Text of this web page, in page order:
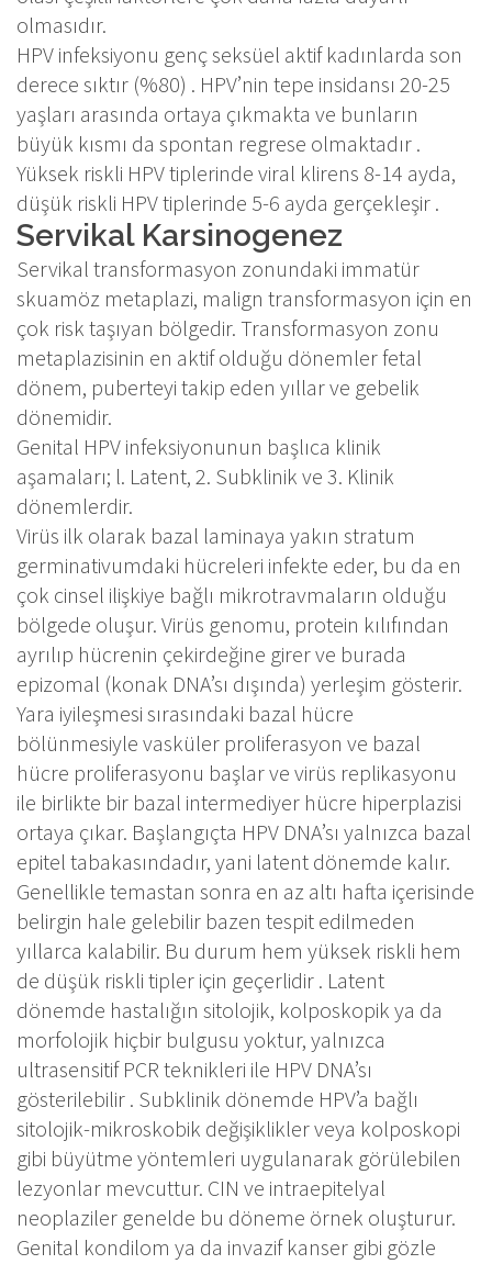
olmasıdır.
HPV infeksiyonu genç seksüel aktif kadınlarda son
derece sıktır (%80) . HPV’nin tepe insidansı 20-25
yaşları arasında ortaya çıkmakta ve bunların
büyük kısmı da spontan regrese olmaktadır .
Yüksek riskli HPV tiplerinde viral klirens 8-14 ayda,
düşük riskli HPV tiplerinde 5-6 ayda gerçekleşir .
Servikal Karsinogenez
Servikal transformasyon zonundaki immatür
skuamöz metaplazi, malign transformasyon için en
çok risk taşıyan bölgedir. Transformasyon zonu
metaplazisinin en aktif olduğu dönemler fetal
dönem, puberteyi takip eden yıllar ve gebelik
dönemidir.
Genital HPV infeksiyonunun başlıca klinik
aşamaları; l. Latent, 2. Subklinik ve 3. Klinik
dönemlerdir.
Virüs ilk olarak bazal laminaya yakın stratum
germinativumdaki hücreleri infekte eder, bu da en
çok cinsel ilişkiye bağlı mikrotravmaların olduğu
bölgede oluşur. Virüs genomu, protein kılıfından
ayrılıp hücrenin çekirdeğine girer ve burada
epizomal (konak DNA’sı dışında) yerleşim gösterir.
Yara iyileşmesi sırasındaki bazal hücre
bölünmesiyle vasküler proliferasyon ve bazal
hücre proliferasyonu başlar ve virüs replikasyonu
ile birlikte bir bazal intermediyer hücre hiperplazisi
ortaya çıkar. Başlangıçta HPV DNA’sı yalnızca bazal
epitel tabakasındadır, yani latent dönemde kalır.
Genellikle temastan sonra en az altı hafta içerisinde
belirgin hale gelebilir bazen tespit edilmeden
yıllarca kalabilir. Bu durum hem yüksek riskli hem
de düşük riskli tipler için geçerlidir . Latent
dönemde hastalığın sitolojik, kolposkopik ya da
morfolojik hiçbir bulgusu yoktur, yalnızca
ultrasensitif PCR teknikleri ile HPV DNA’sı
gösterilebilir . Subklinik dönemde HPV’a bağlı
sitolojik-mikroskobik değişiklikler veya kolposkopi
gibi büyütme yöntemleri uygulanarak görülebilen
lezyonlar mevcuttur. CIN ve intraepitelyal
neoplaziler genelde bu döneme örnek oluşturur.
Genital kondilom ya da invazif kanser gibi gözle